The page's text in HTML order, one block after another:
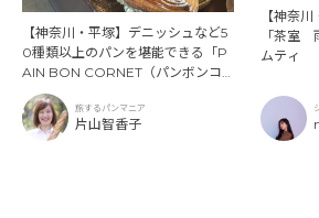
【神奈川・平塚】デニッシュなど5
0種類以上のパンを堪能できる「P
AIN BON CORNET（パンボンコ
ルネ）」
旅するパンマニア
片山智香子
【神奈
「茶室
ムティ